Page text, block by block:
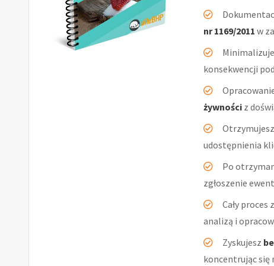
nr 1169/2011 w
konsekwencji
żywnościz
udostępnienia
Po
zgłoszenie
Cały
analizą i
Zyskujesz
koncentrując się